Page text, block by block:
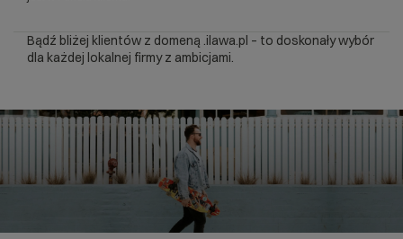
Bądź bliżej klientów z domeną .ilawa.pl – to doskonały wybór
dla każdej lokalnej firmy z ambicjami.